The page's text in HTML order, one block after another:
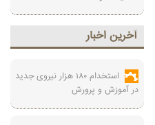
آخرين اخبار
استخدام ۱۸۰ هزار نیروی جدید
در آموزش‌ و پرورش